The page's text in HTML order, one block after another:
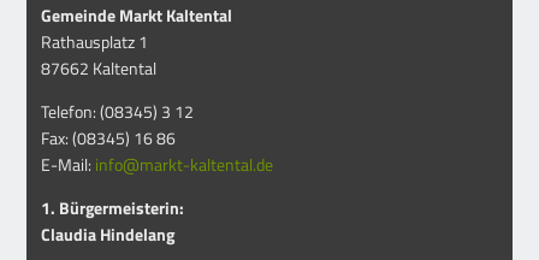
Gemeinde Markt Kaltental
Rathausplatz 1
87662 Kaltental
Telefon: (08345) 3 12
Fax: (08345) 16 86
E-Mail: info@markt-kaltental.de
1. Bürgermeisterin:
Claudia Hindelang